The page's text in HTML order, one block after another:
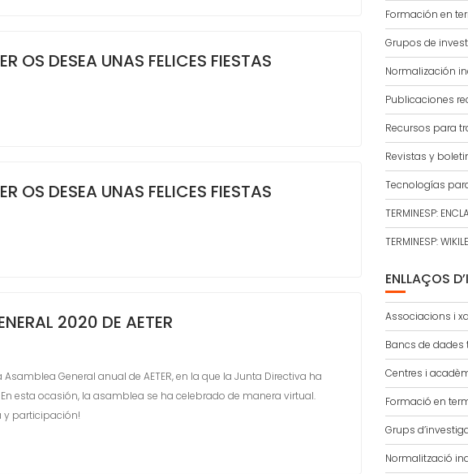
OS DESEA UNAS FELICES FIESTAS
OS DESEA UNAS FELICES FIESTAS
2020 DE AETER
General anual de AETER, en la que la Junta Directiva ha
esta ocasión, la asamblea se ha celebrado de manera virtual.
y participación!
Formación en
Grupos de
Normalización
Publicaciones
Recursos para
Revistas y
Tecnologías
TERMINESP:
TERMINESP:
ENLLAÇOS
Associacions i
Bancs de
Centres i
Formació en
Grups
Normalització